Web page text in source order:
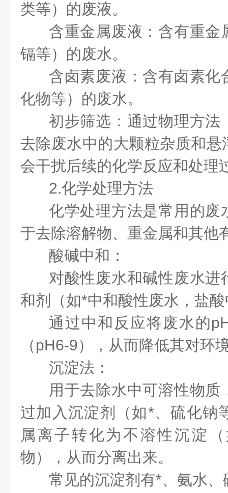
类等）的废液。
含重金属废液：含有重金
镉等）的废水。
含卤素废液：含有卤素化
化物等）的废水。
初步筛选：通过物理方法
去除废水中的大颗粒杂质和
会干扰后续的化学反应和处
2.化学处理方法
化学处理方法是常用的废
于去除溶解物、重金属和其
酸碱中和：
对酸性废水和碱性废水进
和剂（如*中和酸性废水，盐
通过中和反应将废水的
（pH6-9），从而降低其对
沉淀法：
用于去除水中可溶性物质
过加入沉淀剂（如*、硫化钠
属离子转化为不溶性沉淀
物），从而分离出来。
常见的沉淀剂有*、氨水